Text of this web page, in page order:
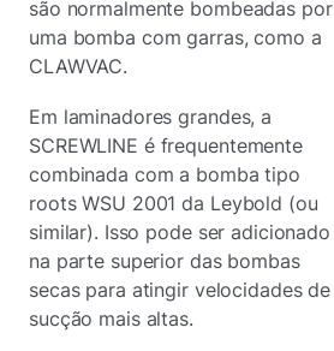
são normalmente bombeadas por
uma bomba com garras, como a
CLAWVAC.
Em laminadores grandes, a
SCREWLINE é frequentemente
combinada com a bomba tipo
roots WSU 2001 da Leybold (ou
similar). Isso pode ser adicionado
na parte superior das bombas
secas para atingir velocidades de
sucção mais altas.